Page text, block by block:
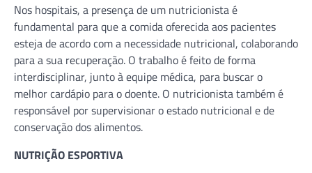
Nos hospitais, a presença de um nutricionista é
fundamental para que a comida oferecida aos pacientes
esteja de acordo com a necessidade nutricional, colaborando
para a sua recuperação. O trabalho é feito de forma
interdisciplinar, junto à equipe médica, para buscar o
melhor cardápio para o doente. O nutricionista também é
responsável por supervisionar o estado nutricional e de
conservação dos alimentos.
NUTRIÇÃO ESPORTIVA